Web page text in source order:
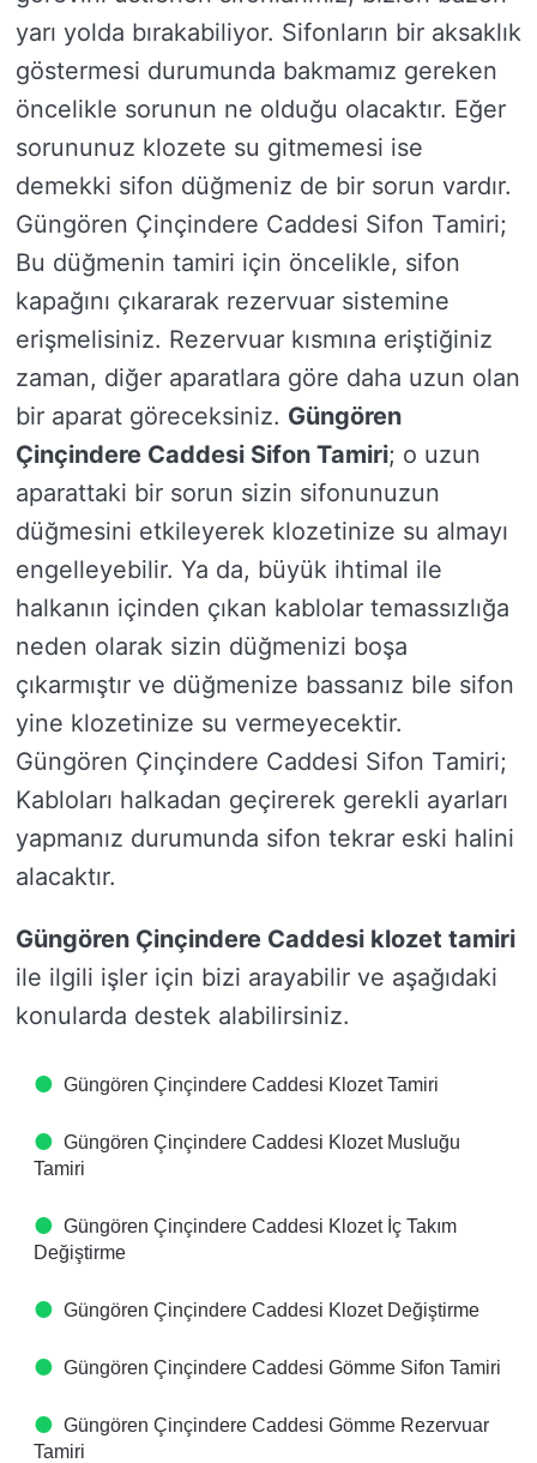
yarı yolda bırakabiliyor. Sifonların bir aksaklık
göstermesi durumunda bakmamız gereken
öncelikle sorunun ne olduğu olacaktır. Eğer
sorununuz klozete su gitmemesi ise
demekki sifon düğmeniz de bir sorun vardır.
Güngören Çinçindere Caddesi Sifon Tamiri;
Bu düğmenin tamiri için öncelikle, sifon
kapağını çıkararak rezervuar sistemine
erişmelisiniz. Rezervuar kısmına eriştiğiniz
zaman, diğer aparatlara göre daha uzun olan
bir aparat göreceksiniz. Güngören
Çinçindere Caddesi Sifon Tamiri; o uzun
aparattaki bir sorun sizin sifonunuzun
düğmesini etkileyerek klozetinize su almayı
engelleyebilir. Ya da, büyük ihtimal ile
halkanın içinden çıkan kablolar temassızlığa
neden olarak sizin düğmenizi boşa
çıkarmıştır ve düğmenize bassanız bile sifon
yine klozetinize su vermeyecektir.
Güngören Çinçindere Caddesi Sifon Tamiri;
Kabloları halkadan geçirerek gerekli ayarları
yapmanız durumunda sifon tekrar eski halini
alacaktır.
Güngören Çinçindere Caddesi klozet tamiri
ile ilgili işler için bizi arayabilir ve aşağıdaki
konularda destek alabilirsiniz.
Güngören Çinçindere Caddesi Klozet Tamiri
Güngören Çinçindere Caddesi Klozet Musluğu
Tamiri
Güngören Çinçindere Caddesi Klozet İç Takım
Değiştirme
Güngören Çinçindere Caddesi Klozet Değiştirme
Güngören Çinçindere Caddesi Gömme Sifon Tamiri
Güngören Çinçindere Caddesi Gömme Rezervuar
Tamiri